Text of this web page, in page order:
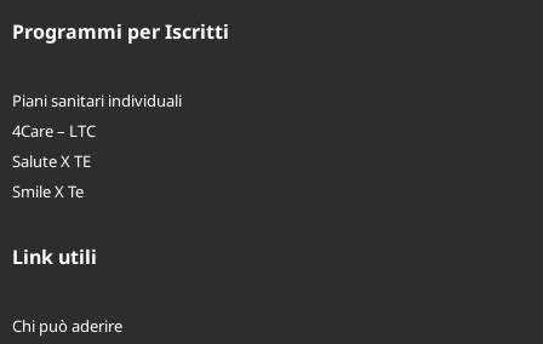
Programmi per Iscritti
Link utili